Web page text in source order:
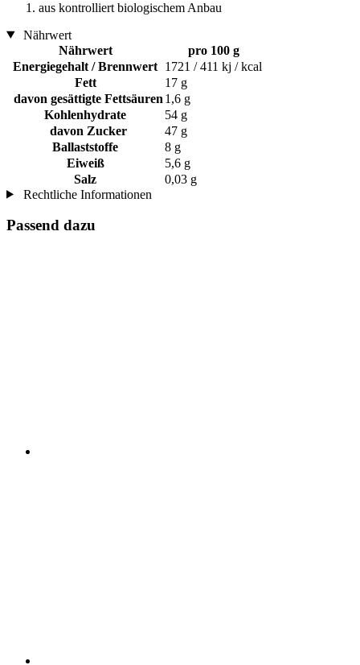
aus kontrolliert biologischem Anbau
Nährwert
Nährwert
pro 100 g
Energiegehalt / Brennwert 1721 / 411 kj / kcal
Fett
17 g
davon gesättigte Fettsäuren 1,6 g
Kohlenhydrate
54 g
davon Zucker
47 g
Ballaststoffe
8 g
Eiweiß
5,6 g
Salz
0,03 g
Rechtliche Informationen
Passend dazu